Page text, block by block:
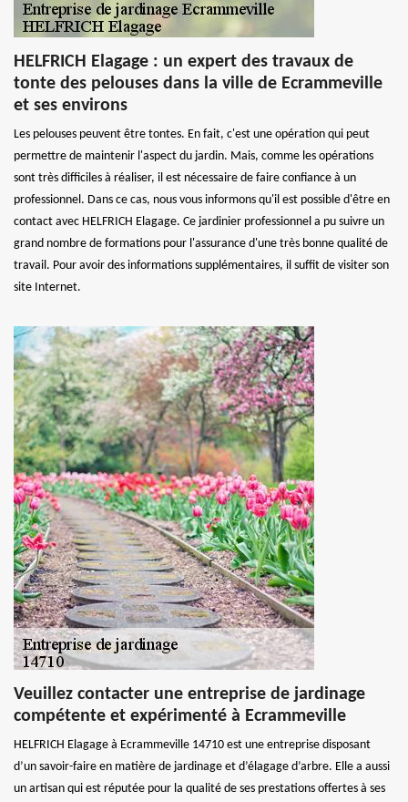
HELFRICH Elagage : un expert des travaux de
tonte des pelouses dans la ville de Ecrammeville
et ses environs
Les pelouses peuvent être tontes. En fait, c'est une opération qui peut
permettre de maintenir l'aspect du jardin. Mais, comme les opérations
sont très difficiles à réaliser, il est nécessaire de faire confiance à un
professionnel. Dans ce cas, nous vous informons qu'il est possible d'être en
contact avec HELFRICH Elagage. Ce jardinier professionnel a pu suivre un
grand nombre de formations pour l'assurance d'une très bonne qualité de
travail. Pour avoir des informations supplémentaires, il suffit de visiter son
site Internet.
Veuillez contacter une entreprise de jardinage
compétente et expérimenté à Ecrammeville
HELFRICH Elagage à Ecrammeville 14710 est une entreprise disposant
d’un savoir-faire en matière de jardinage et d’élagage d’arbre. Elle a aussi
un artisan qui est réputée pour la qualité de ses prestations offertes à ses